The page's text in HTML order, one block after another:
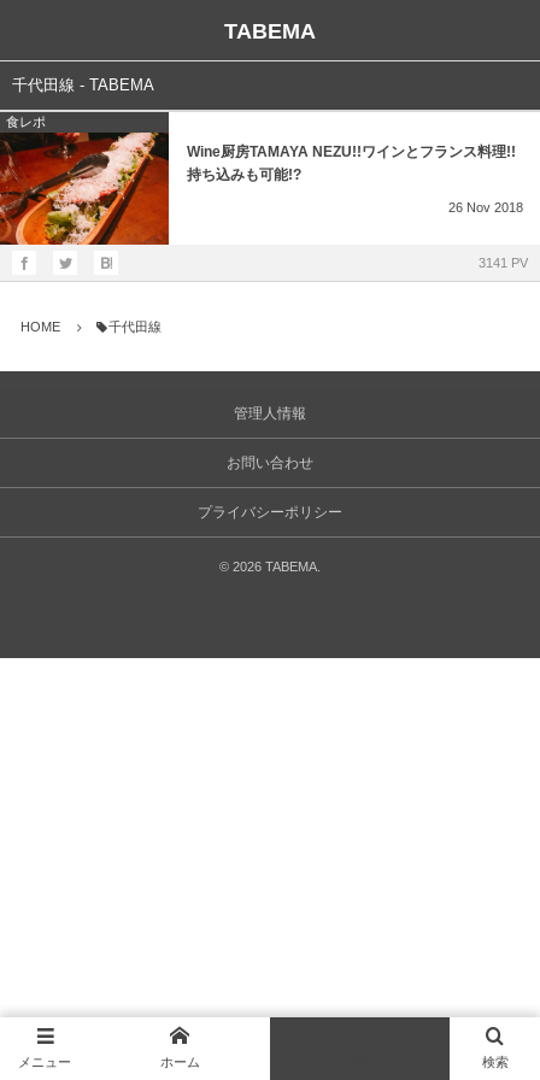
TABEMA
千代田線 - TABEMA
食レポ
Wine厨房TAMAYA NEZU!!ワインとフランス料理!!
持ち込みも可能!?
26 Nov 2018
3141 PV
HOME 千代田線
管理人情報
お問い合わせ
プライバシーポリシー
© 2026 TABEMA
メニュー 検索
ホーム